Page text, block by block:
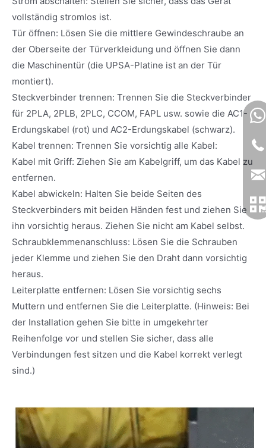
vollständig stromlos ist.
Tür öffnen: Lösen Sie die mittlere Gewindeschraube an
der Oberseite der Türverkleidung und öffnen Sie dann
die Maschinentür (die UPSA-Platine ist an der Tür
montiert).
Steckverbinder trennen: Trennen Sie die Steckverbinder
für 2PLA, 2PLB, 2PLC, CCOM, FAPL usw. sowie die AC1-
Erdungskabel (rot) und AC2-Erdungskabel (schwarz).
Kabel trennen: Trennen Sie vorsichtig alle Kabel:
Kabel mit Griff: Ziehen Sie am Kabelgriff, um das Kabel zu
entfernen.
Kabel abwickeln: Halten Sie beide Seiten des
Steckverbinders mit beiden Händen fest und ziehen Sie
ihn vorsichtig heraus. Ziehen Sie nicht am Kabel selbst.
Schraubklemmenanschluss: Lösen Sie die Schrauben
jeder Klemme und ziehen Sie den Draht dann vorsichtig
heraus.
Leiterplatte entfernen: Lösen Sie vorsichtig sechs
Muttern und entfernen Sie die Leiterplatte. (Hinweis: Bei
der Installation gehen Sie bitte in umgekehrter
Reihenfolge vor und stellen Sie sicher, dass alle
Verbindungen fest sitzen und die Kabel korrekt verlegt
sind.)